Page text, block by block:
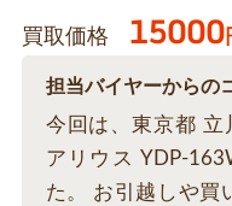
買取価格 15000
担当バイヤーからの
今回は、東京都 立
アリウス YDP-
た。 お引越しや買